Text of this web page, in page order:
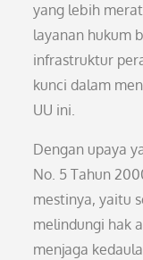
yang lebih
layanan hukum
infrastruktur
kunci dalam
UU ini.
Dengan upaya
No. 5 Tahun
mestinya, yaitu
melindungi hak
menjaga